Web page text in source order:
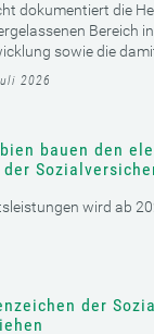
dokumentiert die
Bereich
sowie die
2026
bauen den
wird ab
der